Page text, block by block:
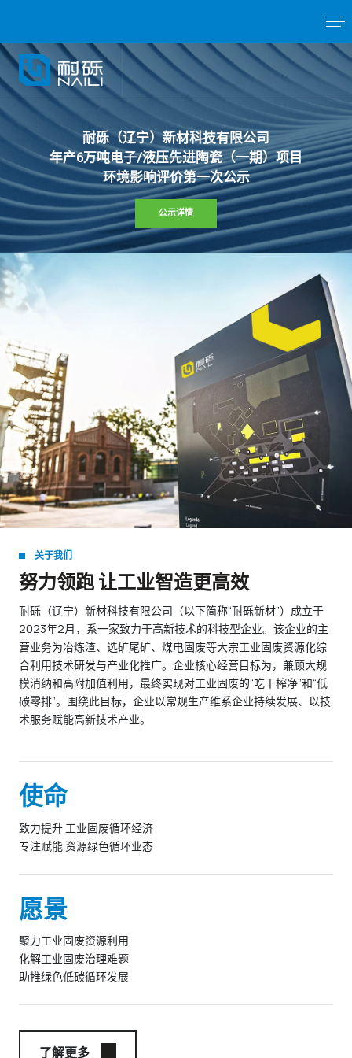
耐砾（辽宁）新材科技有限公司
年产6万吨电子/液压先进陶瓷（一期）项目
环境影响评价第一次公示
公示详情
关于我们
努力领跑 让工业智造更高效
耐砾（辽宁）新材科技有限公司（以下简称“耐砾新材”）成立于
2023年2月，系一家致力于高新技术的科技型企业。该企业的主
营业务为冶炼渣、选矿尾矿、煤电固废等大宗工业固废资源化综
合利用技术研发与产业化推广。企业核心经营目标为，兼顾大规
模消纳和高附加值利用，最终实现对工业固废的“吃干榨净”和“低
碳零排”。围绕此目标，企业以常规生产维系企业持续发展、以技
术服务赋能高新技术产业。
使命
致力提升 工业固废循环经济
专注赋能 资源绿色循环业态
愿景
聚力工业固废资源利用
化解工业固废治理难题
助推绿色低碳循环发展
了解更多